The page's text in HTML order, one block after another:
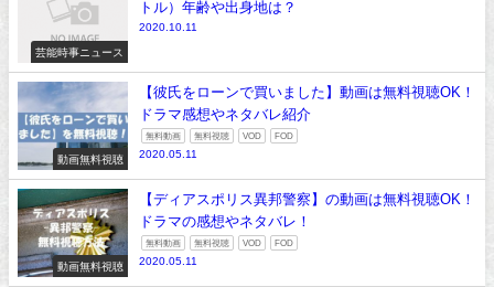
芸能時事ニュース
トル）年齢や出身地は？
2020.10.11
動画無料視聴
【彼氏をローンで買いました】動画は無料視聴OK！
ドラマ感想やネタバレ紹介
無料動画 無料視聴 VOD FOD
2020.05.11
動画無料視聴
【ディアスポリス異邦警察】の動画は無料視聴OK！
ドラマの感想やネタバレ！
無料動画 無料視聴 VOD FOD
2020.05.11